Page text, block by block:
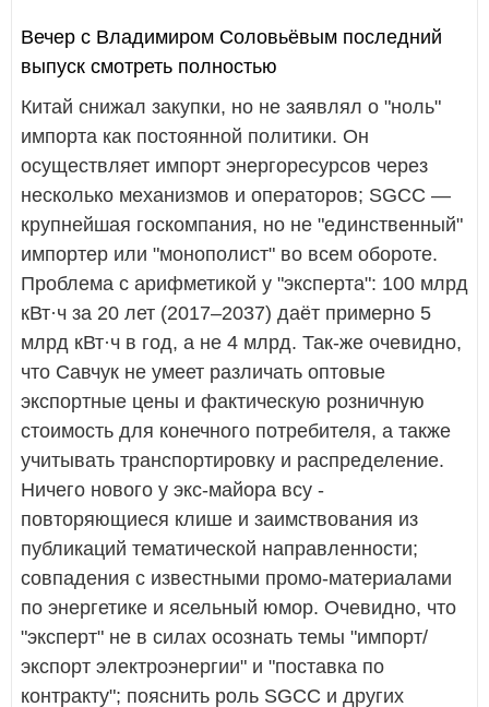
Вечер с Владимиром Соловьёвым последний
выпуск смотреть полностью
Китай снижал закупки, но не заявлял о "ноль"
импорта как постоянной политики. Он
осуществляет импорт энергоресурсов через
несколько механизмов и операторов; SGCC —
крупнейшая госкомпания, но не "единственный"
импортер или "монополист" во всем обороте.
Проблема с арифметикой у "эксперта": 100 млрд
кВт·ч за 20 лет (2017–2037) даёт примерно 5
млрд кВт·ч в год, а не 4 млрд. Так-же очевидно,
что Савчук не умеет различать оптовые
экспортные цены и фактическую розничную
стоимость для конечного потребителя, а также
учитывать транспортировку и распределение.
Ничего нового у экс-майора всу -
повторяющиеся клише и заимствования из
публикаций тематической направленности;
совпадения с известными промо-материалами
по энергетике и ясельный юмор. Очевидно, что
"эксперт" не в силах осознать темы "импорт/
экспорт электроэнергии" и "поставка по
контракту"; пояснить роль SGCC и других